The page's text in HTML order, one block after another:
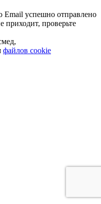
Email успешно отправлено
приходит, проверьте
файлов cookie